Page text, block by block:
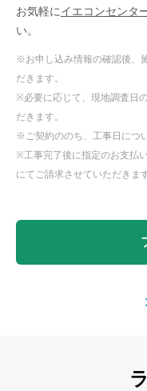
お気軽にイエコンセンタ
い。
※お申し込み情報の確認後、
だきます。
※必要に応じて、現地調査日
だきます。
※ご契約ののち、工事日につ
※工事完了後に指定のお支払
にてご請求させていただきます